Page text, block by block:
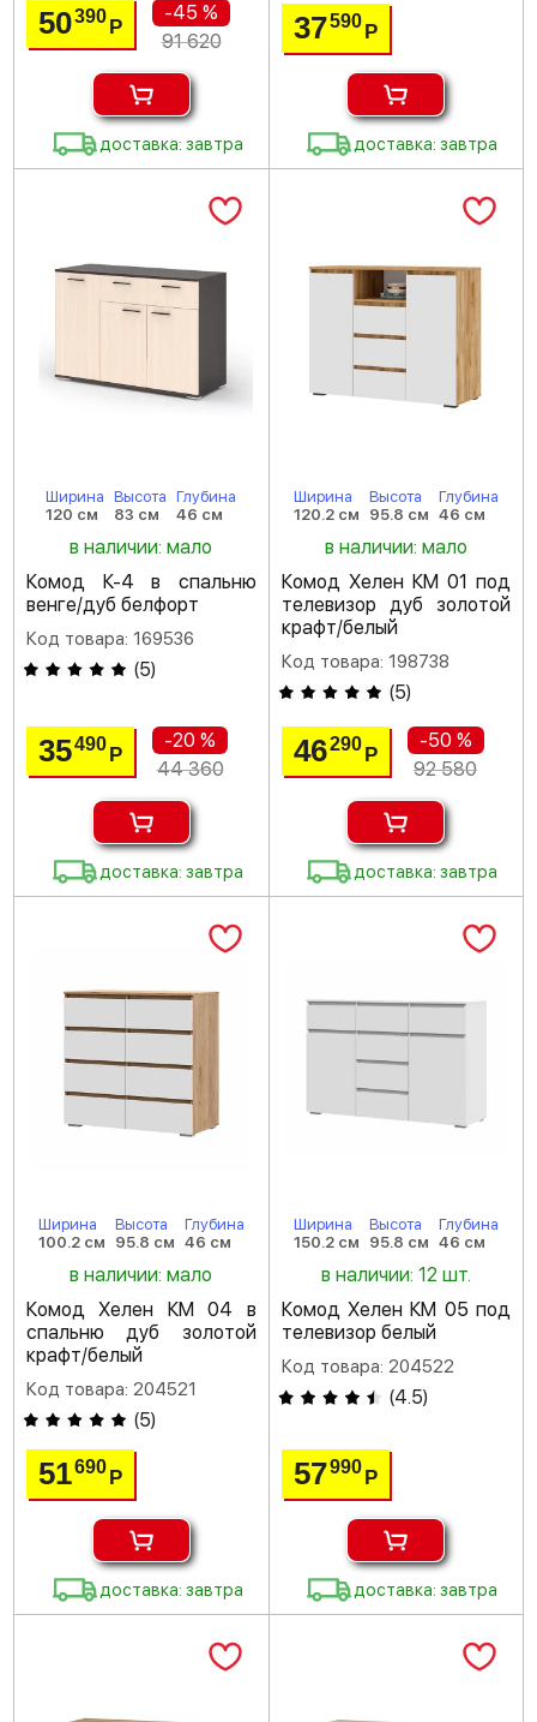
50390Р
-45 %
91 620
доставка: завтра
37590 Р
доставка: завтра
Ширина
120 см
Высота
83 см
Глубина
46 см
в наличии: мало
Комод К-4 в спальню
венге/дуб белфорт
Код товара: 169536
(5)
35490Р
-20 %
44 360
доставка: завтра
Ширина
120.2 см
Высота
95.8 см
Глубина
46 см
в наличии: мало
Комод Хелен КМ 01 под
телевизор дуб золотой
крафт/белый
Код товара: 198738
(5)
46290 Р
-50 %
92 580
доставка: завтра
Ширина
100.2 см
Высота
95.8 см
Глубина
46 см
в наличии: мало
Комод Хелен КМ 04 в
спальню дуб золотой
крафт/белый
Код товара: 204521
(5)
51690Р
доставка: завтра
Ширина
150.2 см
Высота
95.8 см
Глубина
46 см
в наличии: 12 шт.
Комод Хелен КМ 05 под
телевизор белый
Код товара: 204522
(4.5)
57990 Р
доставка: завтра